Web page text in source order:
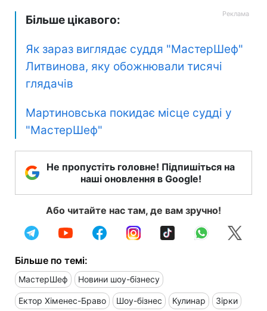
Більше цікавого:
Як зараз виглядає суддя "МастерШеф"
Литвинова, яку обожнювали тисячі
глядачів
Мартиновська покидає місце судді у
"МастерШеф"
Не пропустіть головне! Підпишіться на
наші оновлення в Google!
Або читайте нас там, де вам зручно!
Більше по темі:
МастерШеф Новини шоу-бізнесу
Ектор Хіменес-Браво Шоу-бізнес Кулинар Зірки